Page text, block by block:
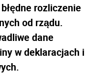
rozliczenie
od rządu.
dane
w deklaracjach i